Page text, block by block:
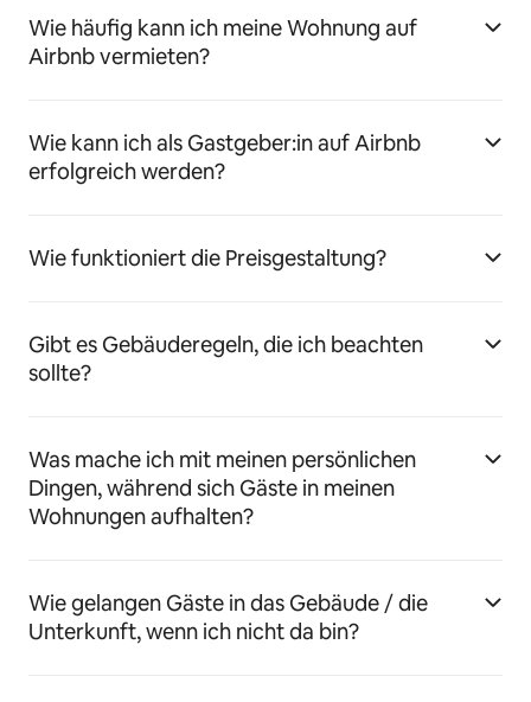
Wie häufig kann ich meine Wohnung auf
Airbnb vermieten?
Wie kann ich als Gastgeber:in auf Airbnb
erfolgreich werden?
Wie funktioniert die Preisgestaltung?
Gibt es Gebäuderegeln, die ich beachten
sollte?
Was mache ich mit meinen persönlichen
Dingen, während sich Gäste in meinen
Wohnungen aufhalten?
Wie gelangen Gäste in das Gebäude / die
Unterkunft, wenn ich nicht da bin?